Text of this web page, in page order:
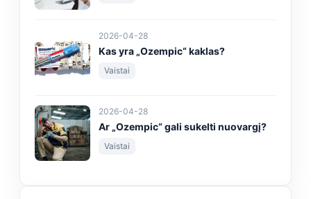
2026-04-28
Kas yra „Ozempic“ kaklas?
Vaistai
2026-04-28
Ar „Ozempic“ gali sukelti nuovargį?
Vaistai